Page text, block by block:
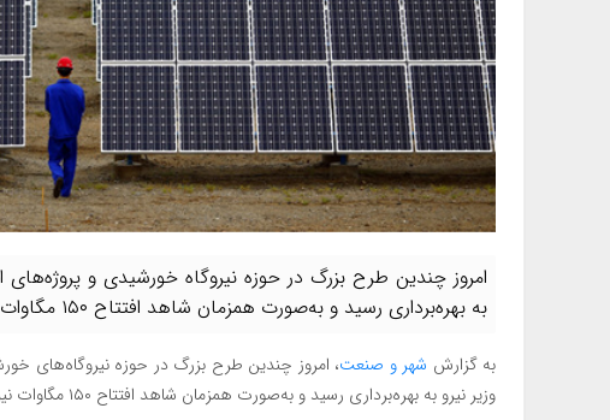
امروز چندین طرح بزرگ در حوزه نیروگاه‌ خورشیدی و
به بهره‌برداری رسید و به‌صورت همزمان شاهد افتتاح ۱۵۰ مگاوات نیروگاه خورشیدی در ۸ استان کشور بودیم.
به گزارش شهر و صنعت، امروز چندین طرح بزرگ در حوزه نیروگاه‌های
وزیر نیرو به بهره‌برداری رسید و به‌صورت همزمان شاهد افتتاح ۱۵۰ مگاوات نیروگاههای خورشیدی در ۸ استان کشور بودیم.